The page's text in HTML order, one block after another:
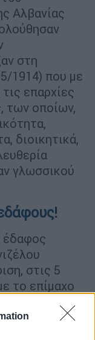
Αλβανίας
στη
1914) που με
επαρχίες
των οποίων,
διοικητικά,
γλωσσικού
έδαφος
στις 5
το επίμαχο
εις την
επικράτειαν